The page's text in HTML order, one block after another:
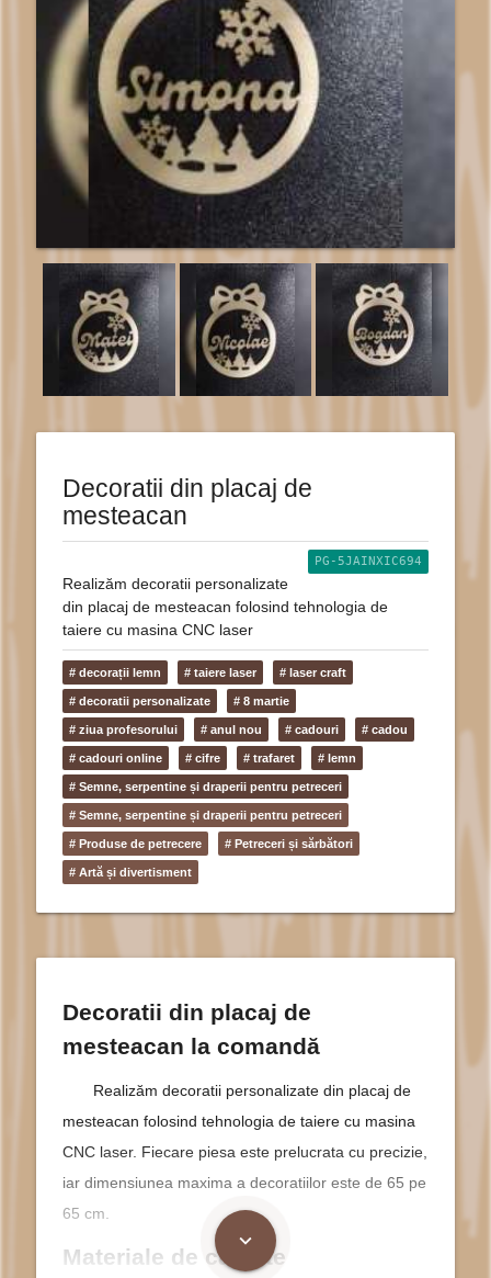
Decoratii din placaj de
mesteacan
PG-5JAINXIC694
Realizăm decoratii personalizate
din placaj de mesteacan folosind tehnologia de
taiere cu masina CNC laser
# decorații lemn # taiere laser # laser craft
# decoratii personalizate # 8 martie
# ziua profesorului # anul nou # cadouri # cadou
# cadouri online # cifre # trafaret # lemn
# Semne, serpentine și draperii pentru petreceri
# Semne, serpentine și draperii pentru petreceri
# Produse de petrecere # Petreceri și sărbători
# Artă și divertisment
expand_more
Decoratii din placaj de
mesteacan la comandă
Realizăm decoratii personalizate din placaj de
mesteacan folosind tehnologia de taiere cu masina
CNC laser. Fiecare piesa este prelucrata cu precizie,
iar dimensiunea maxima a decoratiilor este de 65 pe
65 cm.
Materiale de calitate